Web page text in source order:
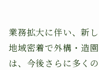
業務拡大に伴い、新
地域密着で外構・造
は、今後さらに多く